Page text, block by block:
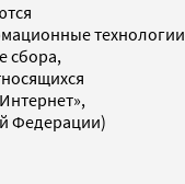
технологии
сбора,
Федерации)